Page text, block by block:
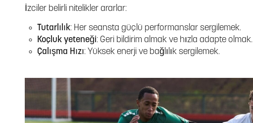
İzciler belirli nitelikler ararlar:
Tutarlılık: Her seansta güçlü performanslar sergilemek.
Koçluk yeteneği: Geri bildirim almak ve hızla adapte olmak.
Çalışma Hızı: Yüksek enerji ve bağlılık sergilemek.